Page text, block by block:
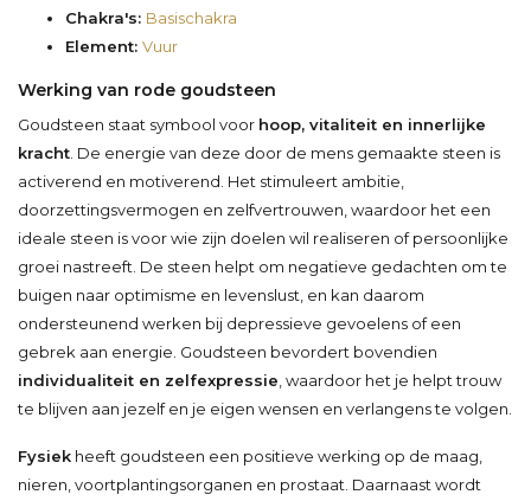
Chakra's: Basischakra
Element: Vuur
Werking van rode goudsteen
Goudsteen staat symbool voor hoop, vitaliteit en innerlijke
kracht . De energie van deze door de mens gemaakte steen is
activerend en motiverend. Het stimuleert ambitie,
doorzettingsvermogen en zelfvertrouwen, waardoor het een
ideale steen is voor wie zijn doelen wil realiseren of persoonlijke
groei nastreeft. De steen helpt om negatieve gedachten om te
buigen naar optimisme en levenslust, en kan daarom
ondersteunend werken bij depressieve gevoelens of een
gebrek aan energie. Goudsteen bevordert bovendien
individualiteit en zelfexpressie , waardoor het je helpt trouw
te blijven aan jezelf en je eigen wensen en verlangens te volgen.
Fysiek heeft goudsteen een positieve werking op de maag,
nieren, voortplantingsorganen en prostaat. Daarnaast wordt